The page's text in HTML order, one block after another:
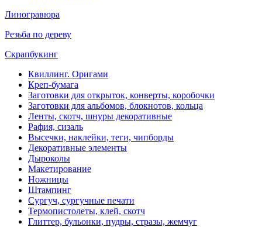
Линогравюра
Резьба по дереву
Скрапбукинг
Квиллинг. Оригами
Креп-бумага
Заготовки для открыток, конверты, коробочки
Заготовки для альбомов, блокнотов, кольца
Ленты, скотч, шнуры декоративные
Рафия, сизаль
Высечки, наклейки, теги, чипборды
Декоративные элементы
Дыроколы
Макетирование
Ножницы
Штампинг
Сургуч, сургучные печати
Термопистолеты, клей, скотч
Глиттер, бульонки, пудры, стразы, жемчуг